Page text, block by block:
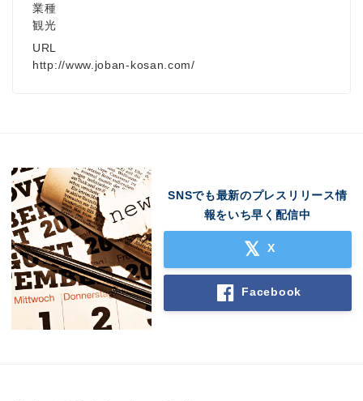
業種
観光
URL
http://www.joban-kosan.com/
SNSでも最新のプレスリリース情
報をいち早く配信中
X
Facebook